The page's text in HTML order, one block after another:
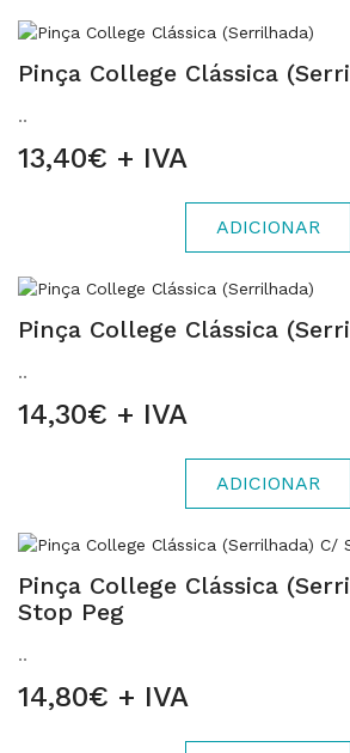
Pinça College Clássica
..
13,40€ + IVA
ADICIONAR
Pinça College Clássica
..
14,30€ + IVA
ADICIONAR
Pinça College Clássica
Stop Peg
..
14,80€ + IVA